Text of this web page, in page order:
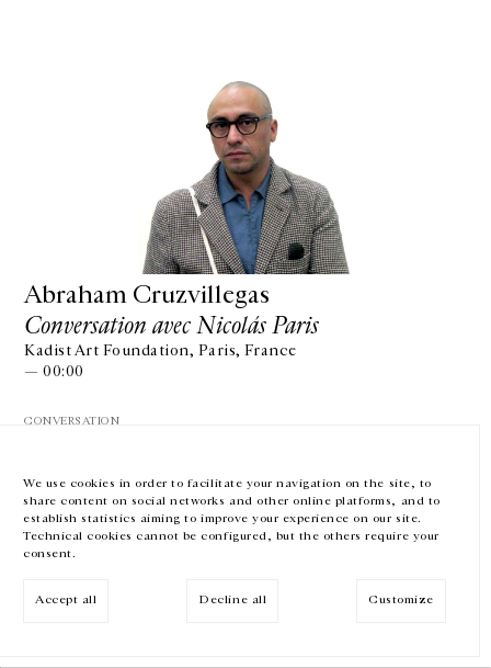
We use cookies in order to facilitate your navigation on the site, to
share content on social networks and other online platforms, and to
establish statistics aiming to improve your experience on our site.
Technical cookies cannot be configured, but the others require your
consent.
Accept all Decline all Customize
Abraham Cruzvillegas
Conversation avec Nicolás Paris
Kadist Art Foundation, Paris, France
— 00:00
CONVERSATION
GALERIE CHANTAL CROUSEL
10 RUE CHARLOT, 75003 PARIS
GALERIE@CROUSEL.COM
HORAIRES D'OUVERTURE
DU MARDI AU VENDREDI
LE SAMEDI
EN FR 中文 Facebook Instagram
Inscrivez-vous à notre newsletter